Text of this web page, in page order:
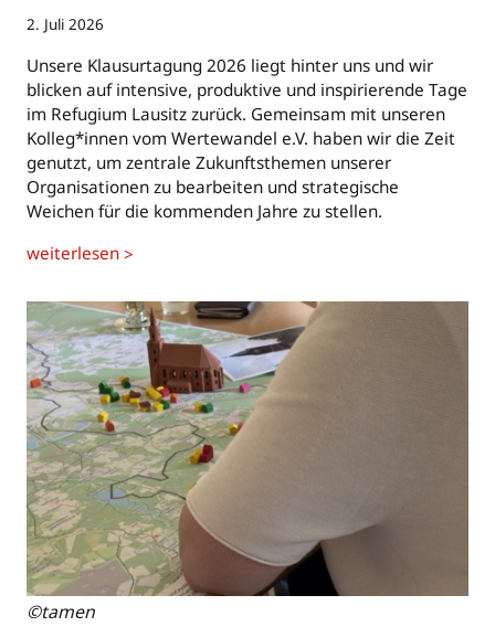
2. Juli 2026
Unsere Klausurtagung 2026 liegt hinter uns und wir
blicken auf intensive, produktive und inspirierende Tage
im Refugium Lausitz zurück. Gemeinsam mit unseren
Kolleg*innen vom Wertewandel e.V. haben wir die Zeit
genutzt, um zentrale Zukunftsthemen unserer
Organisationen zu bearbeiten und strategische
Weichen für die kommenden Jahre zu stellen.
weiterlesen >
©tamen